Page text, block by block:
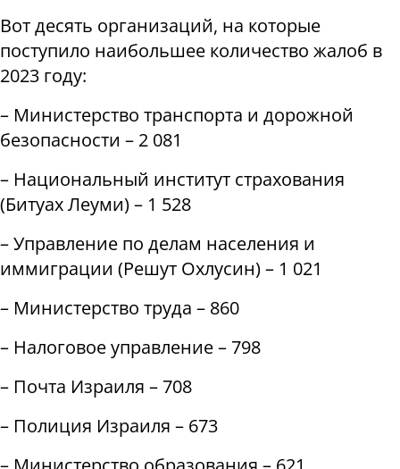
Вот десять организаций, на которые
поступило наибольшее количество жалоб в
2023 году:
– Министерство транспорта и дорожной
безопасности – 2 081
– Национальный институт страхования
(Битуах Леуми) – 1 528
– Управление по делам населения и
иммиграции (Решут Охлусин) – 1 021
– Министерство труда – 860
– Налоговое управление – 798
– Почта Израиля – 708
– Полиция Израиля – 673